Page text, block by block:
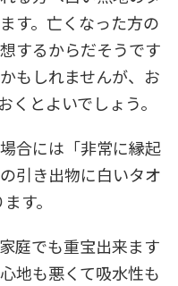
す。亡くなった方の
するからだそうです
もしれませんが、お
くとよいでしょう。
合には「非常に縁起
引き出物に白いタオ
す。
庭でも重宝出来ます
地も悪くて吸水性も